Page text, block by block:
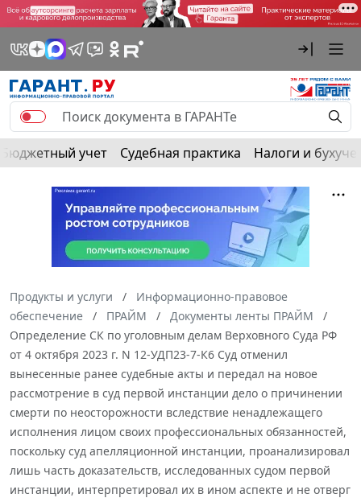
Бюджетный учет Судебная практика Налоги и
Продукты и услуги
Информационно-правовое
обеспечение
ПРАЙМ
Документы ленты ПРАЙМ
Определение СК по уголовным делам Верховного Суда РФ
от 4 октября 2023 г. N 12-УДП23-7-К6 Суд отменил
вынесенные ранее судебные акты и передал на новое
рассмотрение в суд первой инстанции дело о причинении
смерти по неосторожности вследствие ненадлежащего
исполнения лицом своих профессиональных обязанностей,
поскольку суд апелляционной инстанции, проанализировал
лишь часть доказательств, исследованных судом первой
инстанции, интерпретировал их в ином аспекте и не отверг